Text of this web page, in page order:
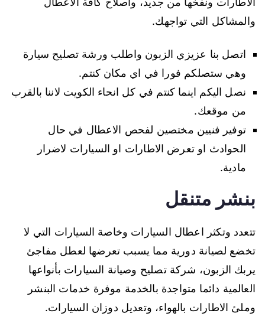
والمشاكل التي تواجهك.
اتصل بنا عزيزي الزبون واطلب ورشة تصليح سيارة
وهي ستصلكم فورا في اي مكان كنتم.
نصل اليكم اينما كنتم في كل انحاء الكويت لاننا بالقرب
من موقعك.
توفير فنيين مختصين لفحص الاعطال في حال
الحوادث او تعرض الاطارات او السيارات لاضرار
مادية.
بنشر متنقل
تتعدد وتكثر اعطال السيارات وخاصة السيارات التي لا
تخضع لصيانة دورية مما يسبب تعرضها لعطل مفاجئ
يربك الزبون، شركة تصليح وصيانة السيارات بأنواعها
العالمية دائما متواجدة بالخدمة موفرة خدمات البنشر
وملئ الاطارات بالهواء، وتعديل دوزان السيارات.